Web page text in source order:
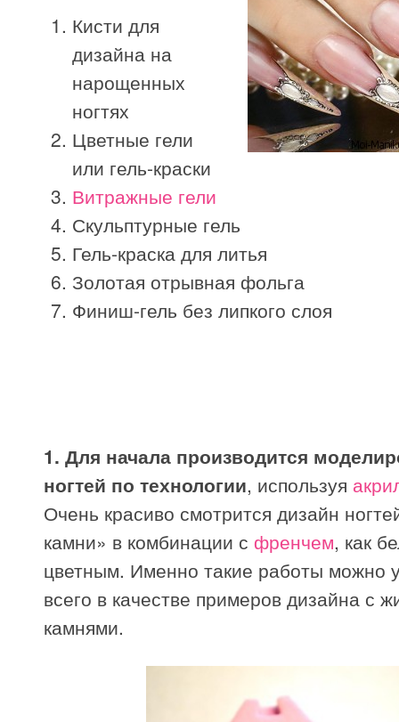
Кисти для
дизайна на
нарощенных
ногтях
Цветные гели
или гель-краски
Витражные гели
Скульптурные гель
Гель-краска для литья
Золотая отрывная фольга
Финиш-гель без липкого слоя
1. Для начала производится
ногтей по технологии, используя
Очень красиво смотрится дизайн
камни» в комбинации с френчем, как
цветным. Именно такие работы можно
всего в качестве примеров дизайна с
камнями.